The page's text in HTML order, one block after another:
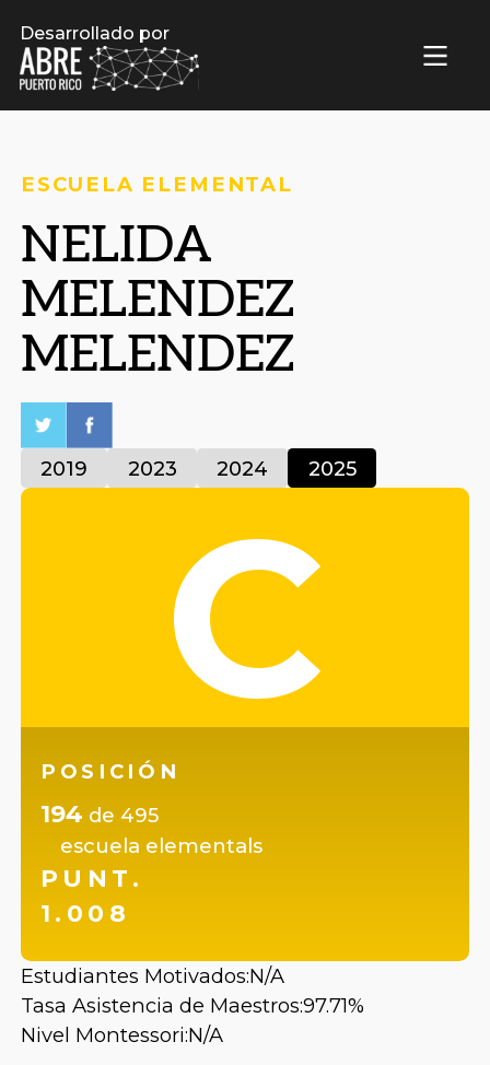
Desarrollado por
ESCUELA ELEMENTAL
NELIDA
MELENDEZ
MELENDEZ
2019 2023 2024 2025
C
POSICIÓN
194 de 495
escuela elementals
PUNT.
1.008
Estudiantes Motivados:N/A
Tasa Asistencia de Maestros:97.71%
Nivel Montessori:N/A